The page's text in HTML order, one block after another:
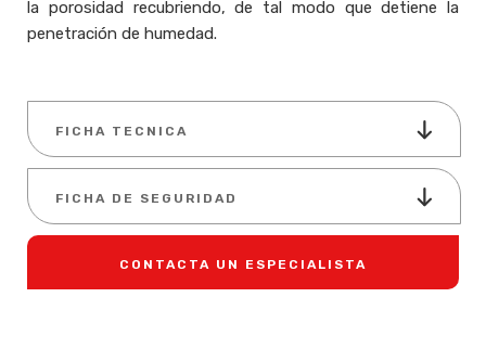
la porosidad recubriendo, de tal modo que detiene la
penetración de humedad.
FICHA TECNICA
FICHA DE SEGURIDAD
CONTACTA UN ESPECIALISTA